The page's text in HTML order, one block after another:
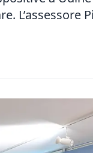
L’assessore